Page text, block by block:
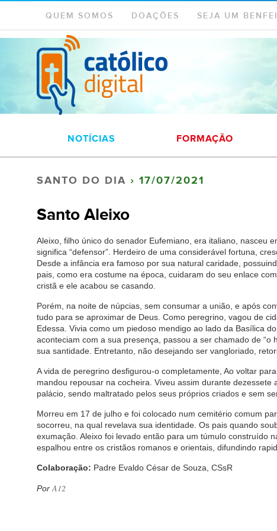
QUEM SOMOS DOAÇÕES SEJA UM
NOTÍCIAS FORMAÇÃO
SANTO DO DIA › 17/07/2021
Santo Aleixo
Aleixo, filho único do senador Eufemiano, era italiano, nasceu
significa “defensor”. Herdeiro de uma considerável fortuna,
Desde a infância era famoso por sua natural caridade,
pais, como era costume na época, cuidaram do seu enlace
cristã e ele acabou se casando.
Porém, na noite de núpcias, sem consumar a união, e após
tudo para se aproximar de Deus. Como peregrino, vagou de
Edessa. Vivia como um piedoso mendigo ao lado da Basílica
aconteciam com a sua presença, passou a ser chamado de “o
sua santidade. Entretanto, não desejando ser vangloriado,
A vida de peregrino desfigurou-o completamente, Ao voltar
mandou repousar na cocheira. Viveu assim durante dezessete
palácio, sendo maltratado pelos seus próprios criados e sem
Morreu em 17 de julho e foi colocado num cemitério comum
socorreu, na qual revelava sua identidade. Os pais quando
exumação. Aleixo foi levado então para um túmulo construído
espalhou entre os cristãos romanos e orientais, difundindo
Colaboração: Padre Evaldo César de Souza, CSsR
Por A12